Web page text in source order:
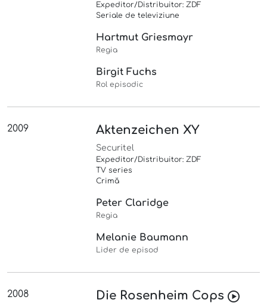
Expeditor/Distribuitor: ZDF
Seriale de televiziune
Hartmut Griesmayr
Regia
Birgit Fuchs
Rol episodic
2009 Aktenzeichen XY
Securitel
Expeditor/Distribuitor: ZDF
TV series
Crimă
Peter Claridge
Regia
Melanie Baumann
Lider de episod
2008 Die Rosenheim Cops